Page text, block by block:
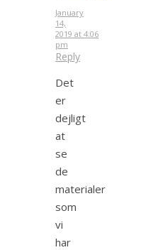
January
14,
2019 at 4:06
pm
Reply
Det
er
dejligt
at
se
de
materialer
som
vi
har